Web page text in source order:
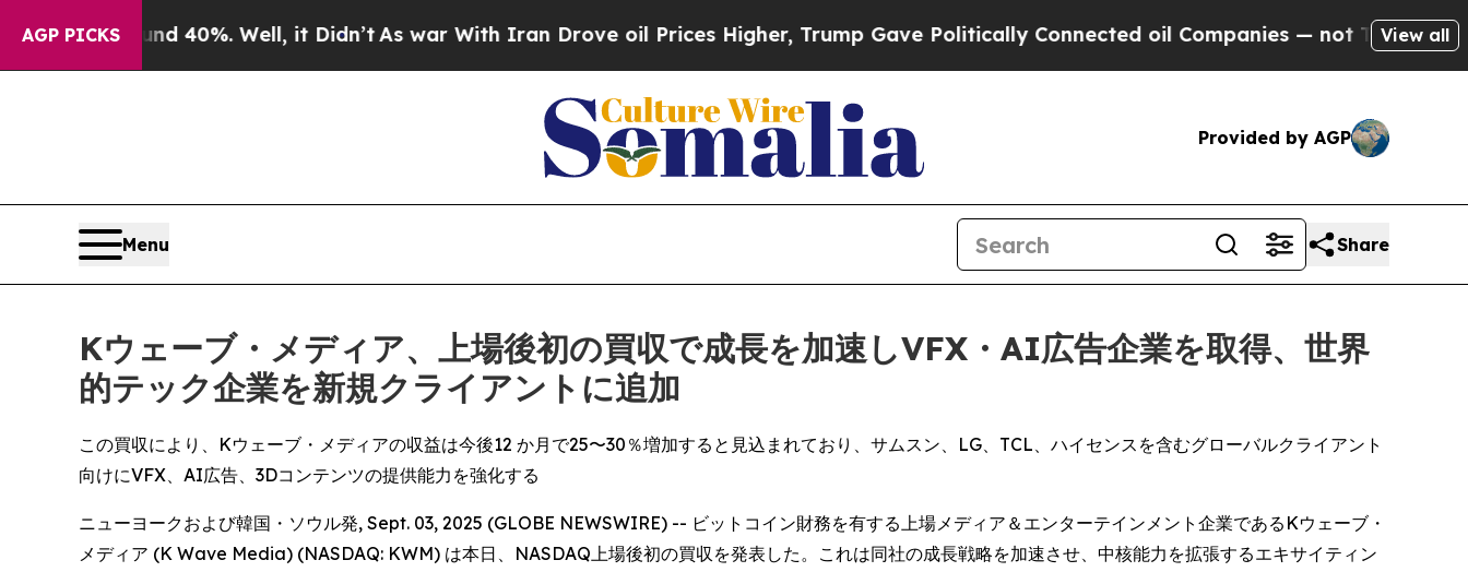
AGP PICKS
Around 40%. Well, it Didn’t As war With Iran Drove oil Prices Higher, Trump Gave Politically Connected oil Companies — not Taxpayers — the
View all
Provided by AGP
Menu Share
Kウェーブ・メディア、上場後初の買収で成長を加速しVFX・AI広告企業を取得、世界
的テック企業を新規クライアントに追加
この買収により、Kウェーブ・メディアの収益は今後12 か月で25〜30％増加すると見込まれており、サムスン、LG、TCL、ハイセンスを含むグローバルクライアント
向けにVFX、AI広告、3Dコンテンツの提供能力を強化する
ニューヨークおよび韓国・ソウル発, Sept. 03, 2025 (GLOBE NEWSWIRE) -- ビットコイン財務を有する上場メディア＆エンターテインメント企業であるKウェーブ・
メディア (K Wave Media) (NASDAQ: KWM) は本日、NASDAQ上場後初の買収を発表した。これは同社の成長戦略を加速させ、中核能力を拡張するエキサイティン